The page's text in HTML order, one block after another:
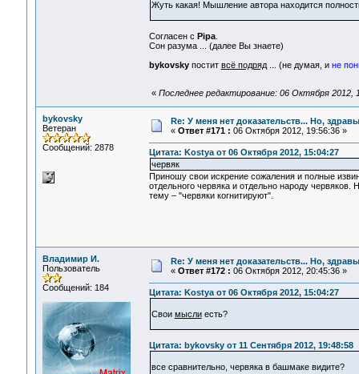
Жуть какая! Мышление автора находится
Согласен с Pipa.
Сон разума ... (далее Вы знаете)
bykovskyпостит всё подряд... (не думая, и не
« Последнее редактирование: 06 Октября 2012,
bykovsky
Ветеран
Сообщений: 2878
Re: У меня нет доказательств... Но,
« Ответ #171 : 06 Октября 2012, 19:56:36 »
Цитата: Kostya от 06 Октября 2012, 15:04:27
червяк
Приношу свои искрение сожаления и полные
отдельного червяка и отдельно народу
тему – "червяки когнитируют".
Владимир И.
Пользователь
Сообщений: 184
Re: У меня нет доказательств... Но,
« Ответ #172 : 06 Октября 2012, 20:45:36 »
Цитата: Kostya от 06 Октября 2012, 15:04:27
Свои мыслиесть?
Цитата: bykovsky от 11 Сентября 2012, 19:48:58
все сравнительно, червяка в башмаке видите?